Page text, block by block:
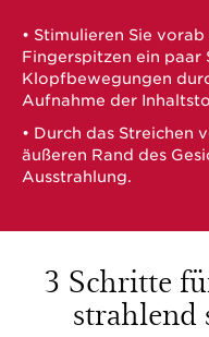
• Stimulieren Sie
Fingerspitzen ein paar
Klopfbewegungen
Aufnahme der
• Durch das Streichen
äußeren Rand des
Ausstrahlung.
3 Schritte
strahlend